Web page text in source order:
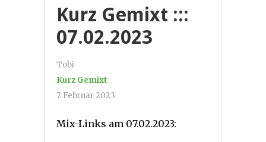
Kurz Gemixt :::
07.02.2023
Tobi
Kurz Gemixt
7. Februar 2023
Mix-Links am 07.02.2023: